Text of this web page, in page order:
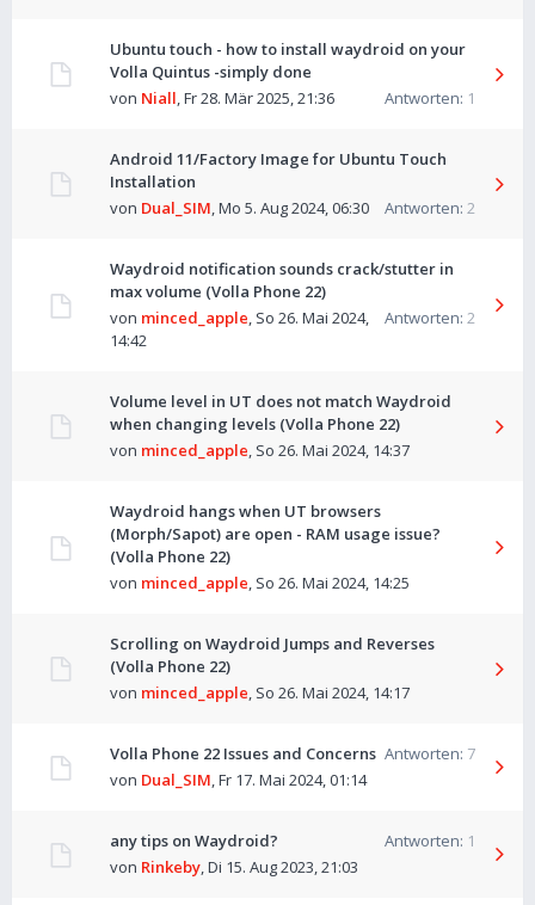
Ubuntu touch - how to install waydroid on your
Volla Quintus -simply done
Antworten: 1
von Niall,Fr 28. Mär 2025, 21:36
Android 11/Factory Image for Ubuntu Touch
Installation
Antworten: 2
von Dual_SIM,Mo 5. Aug 2024, 06:30
Waydroid notification sounds crack/stutter in
max volume (Volla Phone 22)
Antworten: 2
von minced_apple, So 26. Mai 2024,
14:42
Volume level in UT does not match Waydroid
when changing levels (Volla Phone 22)
von minced_apple, So 26. Mai 2024, 14:37
Waydroid hangs when UT browsers
(Morph/Sapot) are open - RAM usage issue?
(Volla Phone 22)
von minced_apple, So 26. Mai 2024, 14:25
Scrolling on Waydroid Jumps and Reverses
(Volla Phone 22)
von minced_apple, So 26. Mai 2024, 14:17
Volla Phone 22 Issues and Concerns Antworten: 7
von Dual_SIM,Fr 17. Mai 2024, 01:14
any tips on Waydroid? Antworten: 1
von Rinkeby,Di 15. Aug 2023, 21:03